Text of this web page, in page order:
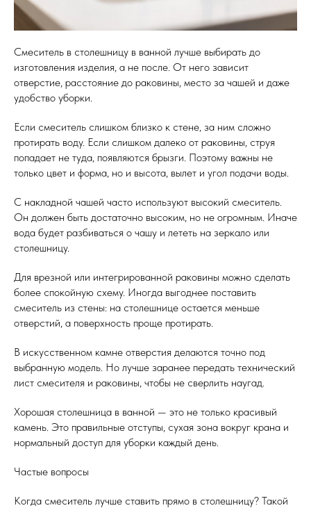
Кухонные фартуки
Барные стойки
Для кухни и домашнего бара
Столешницы для барбекю
Кухонная техника
Подбор под столешницу
Разделочные доски
Аксессуары из камня
Смеситель в столешницу в ванной лучше выбирать до
изготовления изделия, а не после. От него зависит
отверстие, расстояние до раковины, место за чашей и даже
удобство уборки.
Если смеситель слишком близко к стене, за ним сложно
протирать воду. Если слишком далеко от раковины, струя
попадает не туда, появляются брызги. Поэтому важны не
только цвет и форма, но и высота, вылет и угол подачи воды.
С накладной чашей часто используют высокий смеситель.
Он должен быть достаточно высоким, но не огромным. Иначе
вода будет разбиваться о чашу и лететь на зеркало или
столешницу.
Для врезной или интегрированной раковины можно сделать
более спокойную схему. Иногда выгоднее поставить
смеситель из стены: на столешнице остается меньше
отверстий, а поверхность проще протирать.
В искусственном камне отверстия делаются точно под
выбранную модель. Но лучше заранее передать технический
лист смесителя и раковины, чтобы не сверлить наугад.
Хорошая столешница в ванной — это не только красивый
камень. Это правильные отступы, сухая зона вокруг крана и
нормальный доступ для уборки каждый день.
Частые вопросы
Когда смеситель лучше ставить прямо в столешницу? Такой